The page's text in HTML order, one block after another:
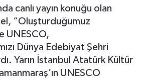
canlı yayın konuğu olan
“Oluşturduğumuz
UNESCO,
Dünya Edebiyat Şehri
Yarın İstanbul Atatürk Kültür
UNESCO